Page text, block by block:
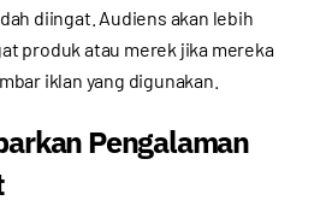
diingat. Audiens akan lebih
produk atau merek jika mereka
iklan yang digunakan.
Pengalaman